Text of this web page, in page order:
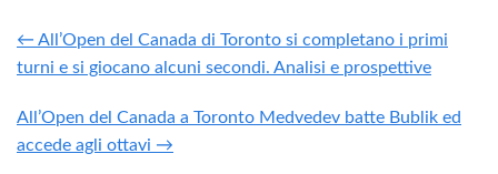
← All’Open del Canada di Toronto si completano i primi
turni e si giocano alcuni secondi. Analisi e prospettive
All’Open del Canada a Toronto Medvedev batte Bublik ed
accede agli ottavi →